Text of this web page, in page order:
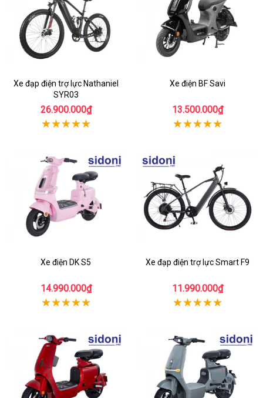
Xe đạp điện trợ lực Nathaniel
SYR03
26.900.000₫
Xe điện BF Savi
13.500.000₫
Xe điện DK S5
14.990.000₫
Xe đạp điện trợ lực Smart F9
11.990.000₫